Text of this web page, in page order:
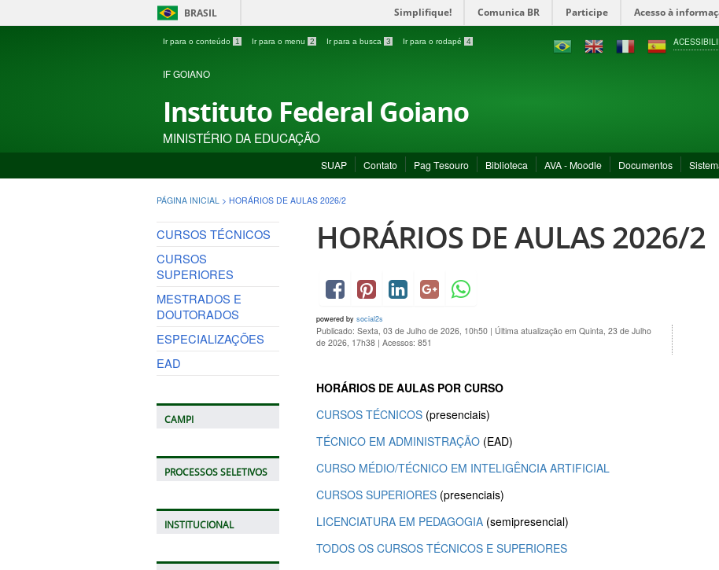
BRASIL Simplifique! Comunica BR Participe Acesso à
Ir para o conteúdo 1 Ir para o menu 2 Ir para a busca 3 Ir para o rodapé 4
IF GOIANO
Instituto Federal Goiano
MINISTÉRIO DA EDUCAÇÃO
SUAP Contato Pag Tesouro Biblioteca AVA - Moodle Documentos
PÁGINA INICIAL > HORÁRIOS DE AULAS 2026/2
CURSOS TÉCNICOS
CURSOS
SUPERIORES
MESTRADOS E
DOUTORADOS
ESPECIALIZAÇÕES
EAD
CAMPI
PROCESSOS SELETIVOS
INSTITUCIONAL
HORÁRIOS DE AULAS 2026/2
powered by social2s
Publicado: Sexta, 03 de Julho de 2026, 10h50 | Última atualização em Quinta, 23 de Julho
de 2026, 17h38 | Acessos: 851
HORÁRIOS DE AULAS POR CURSO
CURSOS TÉCNICOS (presenciais)
TÉCNICO EM ADMINISTRAÇÃO (EAD)
CURSO MÉDIO/TÉCNICO EM INTELIGÊNCIA ARTIFICIAL
CURSOS SUPERIORES (presenciais)
LICENCIATURA EM PEDAGOGIA (semipresencial)
TODOS OS CURSOS TÉCNICOS E SUPERIORES